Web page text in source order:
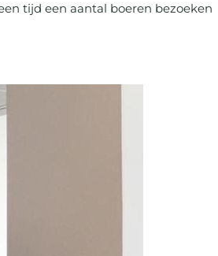
tijd een aantal boeren bezoeken